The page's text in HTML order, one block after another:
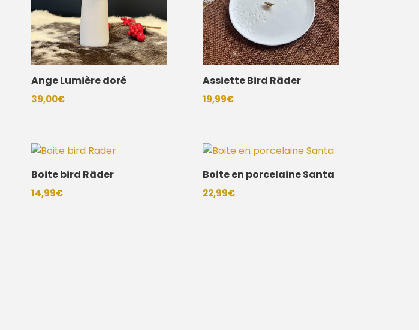
Ange Lumière doré
39,00€
Assiette Bird Räder
19,99€
Boite bird Räder
14,99€
Boite en porcelaine Santa
22,99€